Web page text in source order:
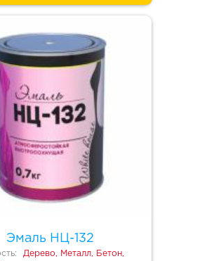
Эмаль НЦ-132
Дерево, Металл, Бетон,